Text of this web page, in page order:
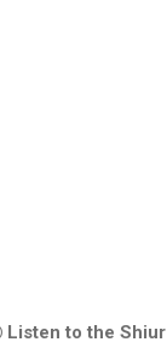
Listen to the Shiur